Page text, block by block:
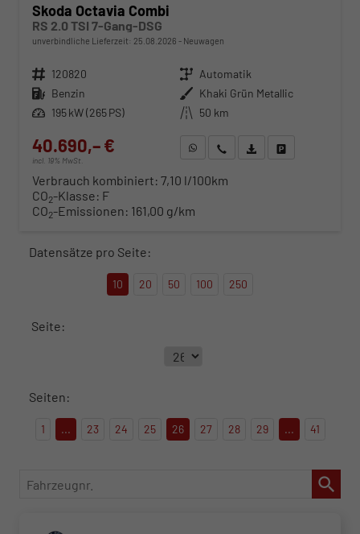
Skoda Octavia Combi
RS 2.0 TSI 7-Gang-DSG
unverbindliche Lieferzeit: 25.08.2026 Neuwagen
Fahrzeugnr. 120820 Getriebe Automatik
Kraftstoff Benzin Außenfarbe Khaki Grün Metallic
Leistung 195 kW (265 PS) Kilometerstand 50 km
40.690,– €
incl. 19% MwSt.
WhatsApp anfragen
Wir rufen Sie anFahrzeugexposé (PDF)
Verbrauch kombiniert: 7,10 l/100km
CO2-Klasse: F
CO2-Emissionen: 161,00 g/km
Datensätze pro Seite:
10 20 50 100 250
Seite:
Seiten:
1 ... 23 24 25 26 27 28 29 ... 41
Fahrzeugnr.